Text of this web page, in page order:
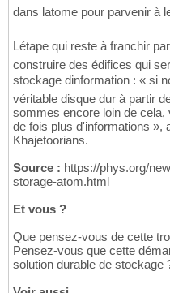
dans latome pour parvenir à
Létape qui reste à franchir
construire des édifices qui
stockage dinformation : « si
véritable disque dur à partir
sommes encore loin de
de fois plus d'informations »,
Khajetoorians.
Source : https://phys.org/
storage-atom.html
Et vous ?
Que pensez-vous de cette
Pensez-vous que cette
solution durable de stockage